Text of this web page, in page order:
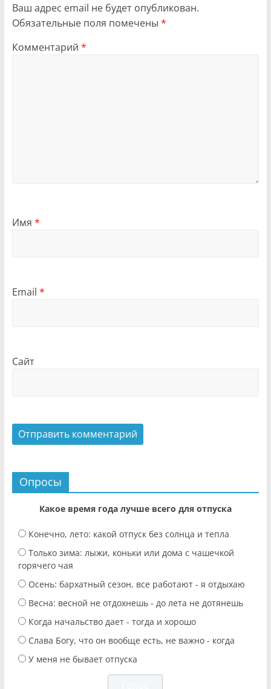
Ваш адрес email не будет опубликован.
Обязательные поля помечены *
Комментарий *
Имя *
Email *
Сайт
Опросы
Какое время года лучше всего для отпуска
Конечно, лето: какой отпуск без солнца и тепла
Только зима: лыжи, коньки или дома с чашечкой
горячего чая
Осень: бархатный сезон, все работают - я отдыхаю
Весна: весной не отдохнешь - до лета не дотянешь
Когда начальство дает - тогда и хорошо
Слава Богу, что он вообще есть, не важно - когда
У меня не бывает отпуска